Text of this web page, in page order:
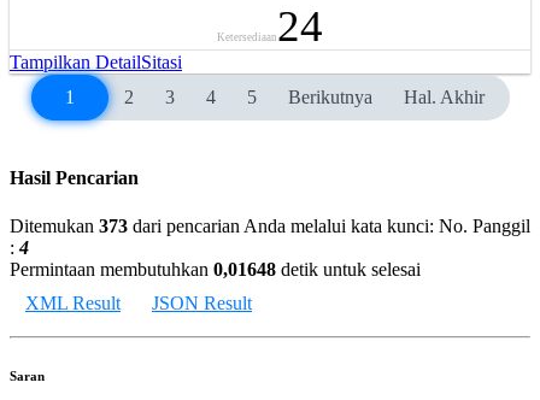
Ketersediaan 24
Tampilkan DetailSitasi
1
2 3 4 5 Berikutnya Hal. Akhir
Hasil Pencarian
Ditemukan 373 dari pencarian Anda melalui kata kunci: No. Panggil
:4
Permintaan membutuhkan 0,01648 detik untuk selesai
XML Result
JSON Result
Saran